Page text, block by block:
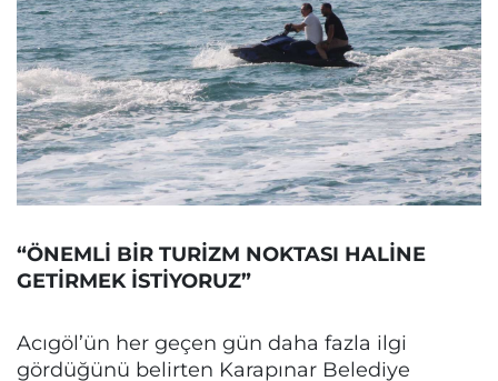
“ÖNEMLİ BİR TURİZM NOKTASI HALİNE
GETİRMEK İSTİYORUZ”
Acıgöl’ün her geçen gün daha fazla ilgi
gördüğünü belirten Karapınar Belediye